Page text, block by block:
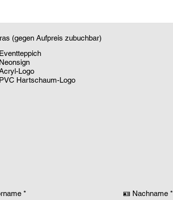
(gegen Aufpreis zubuchbar)
Logo
Hartschaum-Logo
🪪 Nachname